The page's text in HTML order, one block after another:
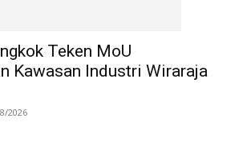
Teken MoU
Kawasan Industri Wiraraja
2026